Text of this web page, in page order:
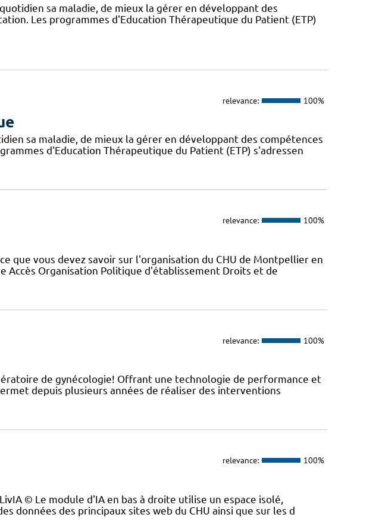
sa maladie, de mieux la gérer en développant des
Les programmes d'Education Thérapeutique du Patient (ETP)
relevance: 100%
sa maladie, de mieux la gérer en développant des compétences
d'Education Thérapeutique du Patient (ETP) s'adressen
relevance: 100%
que vous devez savoir sur l'organisation du CHU de Montpellier en
Accès Organisation Politique d'établissement Droits et de
relevance: 100%
de gynécologie! Offrant une technologie de performance et
depuis plusieurs années de réaliser des interventions
relevance: 100%
© Le module d'IA en bas à droite utilise un espace isolé,
données des principaux sites web du CHU ainsi que sur les d